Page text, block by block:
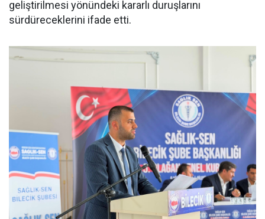
geliştirilmesi yönündeki kararlı duruşlarını
sürdüreceklerini ifade etti.